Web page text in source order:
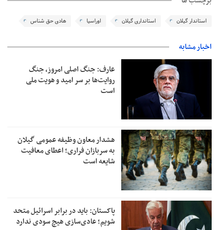
استاندار گیلان استانداری گیلان اوراسیا هادی حق شناس
اخبار مشابه
عارف: جنگ اصلی امروز، جنگ
روایت‌ها بر سر امید و هویت ملی
است
هشدار معاون وظیفه عمومی گیلان
به سربازان فراری؛ اعطای معافیت
شایعه است
پاکستان: باید در برابر اسرائیل متحد
شویم؛ عادی‌سازی هیچ سودی ندارد